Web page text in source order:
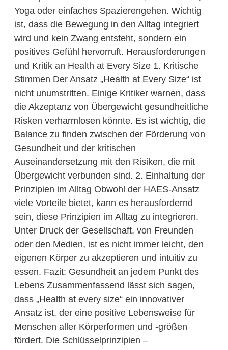
Yoga oder einfaches Spazierengehen. Wichtig
ist, dass die Bewegung in den Alltag integriert
wird und kein Zwang entsteht, sondern ein
positives Gefühl hervorruft. Herausforderungen
und Kritik an Health at Every Size 1. Kritische
Stimmen Der Ansatz „Health at Every Size“ ist
nicht unumstritten. Einige Kritiker warnen, dass
die Akzeptanz von Übergewicht gesundheitliche
Risken verharmlosen könnte. Es ist wichtig, die
Balance zu finden zwischen der Förderung von
Gesundheit und der kritischen
Auseinandersetzung mit den Risiken, die mit
Übergewicht verbunden sind. 2. Einhaltung der
Prinzipien im Alltag Obwohl der HAES-Ansatz
viele Vorteile bietet, kann es herausfordernd
sein, diese Prinzipien im Alltag zu integrieren.
Unter Druck der Gesellschaft, von Freunden
oder den Medien, ist es nicht immer leicht, den
eigenen Körper zu akzeptieren und intuitiv zu
essen. Fazit: Gesundheit an jedem Punkt des
Lebens Zusammenfassend lässt sich sagen,
dass „Health at every size“ ein innovativer
Ansatz ist, der eine positive Lebensweise für
Menschen aller Körperformen und -größen
fördert. Die Schlüsselprinzipien –